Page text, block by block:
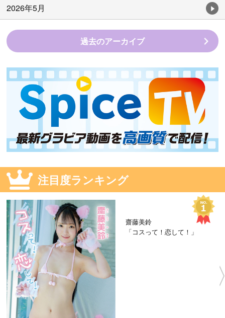
2026年5月
過去のアーカイブ
注目度ランキング
齋藤美鈴
「コスって！恋して！」